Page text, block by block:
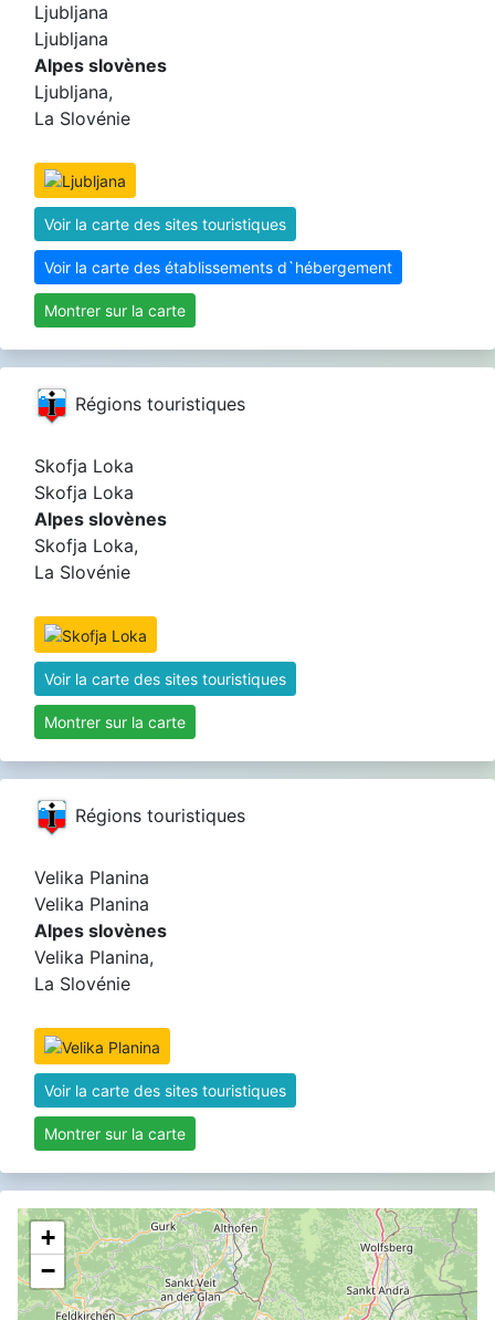
Ljubljana
Ljubljana
Alpes slovènes
Ljubljana,
La Slovénie
Voir la carte des sites touristiques
Voir la carte des établissements d`hébergement
Montrer sur la carte
Régions touristiques
Skofja Loka
Skofja Loka
Alpes slovènes
Skofja Loka,
La Slovénie
Voir la carte des sites touristiques
Montrer sur la carte
Régions touristiques
Velika Planina
Velika Planina
Alpes slovènes
Velika Planina,
La Slovénie
Voir la carte des sites touristiques
Montrer sur la carte
+
−